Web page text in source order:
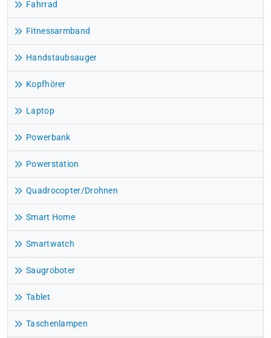
Fahrrad
Fitnessarmband
Handstaubsauger
Kopfhörer
Laptop
Powerbank
Powerstation
Quadrocopter/Drohnen
Smart Home
Smartwatch
Saugroboter
Tablet
Taschenlampen